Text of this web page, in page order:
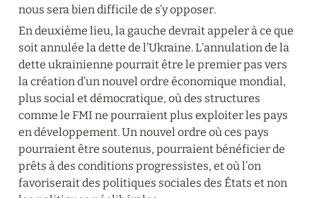
nous sera bien difficile de s’y opposer.
En deuxième lieu, la gauche devrait appeler à ce que
soit annulée la dette de l’Ukraine. L’annulation de la
dette ukrainienne pourrait être le premier pas vers
la création d’un nouvel ordre économique mondial,
plus social et démocratique, où des structures
comme le FMI ne pourraient plus exploiter les pays
en développement. Un nouvel ordre où ces pays
pourraient être soutenus, pourraient bénéficier de
prêts à des conditions progressistes, et où l’on
favoriserait des politiques sociales des États et non